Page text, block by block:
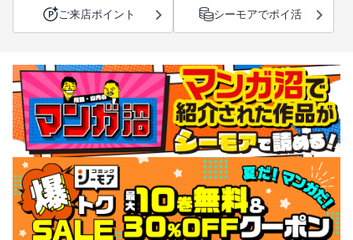
ご来店ポイント シーモアでポイ活